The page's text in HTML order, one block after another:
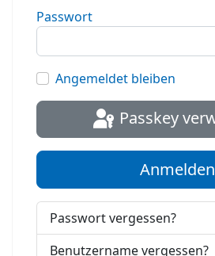
Passwort
Angemeldet bleiben
Passkey
Anmelden
Passwort vergessen?
Benutzername vergessen?